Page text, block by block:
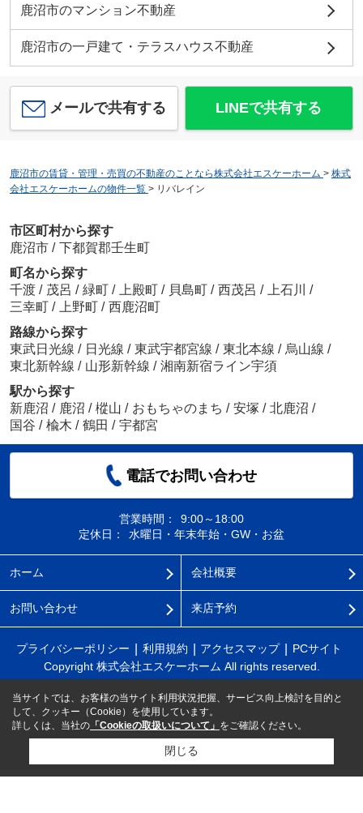
鹿沼市のマンション不動産
鹿沼市の一戸建て・テラスハウス不動産
メールで共有する LINEで共有する
鹿沼市の賃貸・管理・売買の不動産のことなら株式会社エスケーホーム > 株式
会社エスケーホームの物件一覧 > リバレイン
市区町村から探す
鹿沼市 / 下都賀郡壬生町
町名から探す
千渡 / 茂呂 / 緑町 / 上殿町 / 貝島町 / 西茂呂 / 上石川 /
三幸町 / 上野町 / 西鹿沼町
路線から探す
東武日光線 / 日光線 / 東武宇都宮線 / 東北本線 / 烏山線 /
東北新幹線 / 山形新幹線 / 湘南新宿ライン宇須
駅から探す
新鹿沼 / 鹿沼 / 樅山 / おもちゃのまち / 安塚 / 北鹿沼 /
国谷 / 楡木 / 鶴田 / 宇都宮
電話でお問い合わせ
営業時間：
9:00～18:00
定休日：
水曜日・年末年始・GW・お盆
ホーム 会社概要
お問い合わせ 来店予約
プライバシーポリシー 利用規約 アクセスマップ
PCサイト
Copyright 株式会社エスケーホーム All rights reserved.
当サイトでは、お客様の当サイト利用状況把握、サービス向上検討を目的と
して、クッキー（Cookie）を使用しています。
詳しくは、当社の 「Cookieの取扱いについて」 をご確認ください。
閉じる